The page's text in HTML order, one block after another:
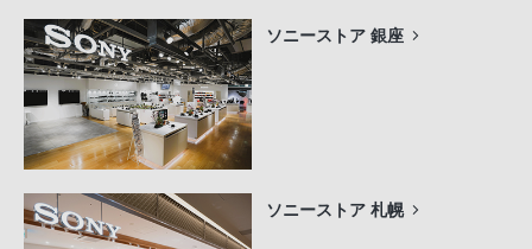
ソニーストア 銀座
ソニーストア 札幌